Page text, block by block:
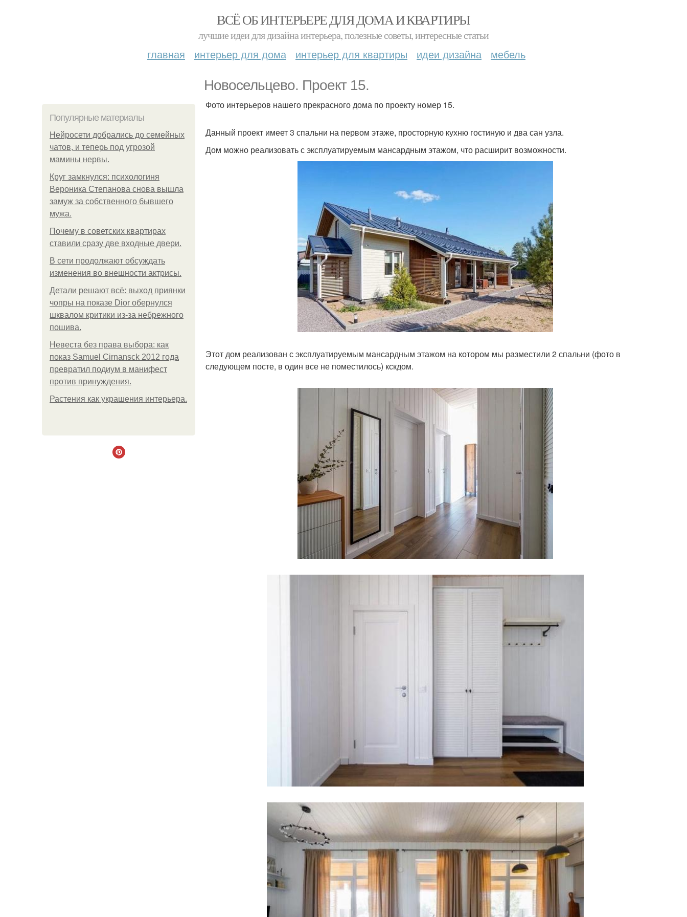
ВСЁ ОБ ИНТЕРЬЕРЕ ДЛЯ ДОМА И КВАРТИРЫ
лучшие идеи для дизайна интерьера, полезные советы, интересные статьи
главная интерьер для дома интерьер для квартиры идеи дизайна мебель
Новосельцево. Проект 15.
Популярные материалы
Нейросети добрались до семейных
чатов, и теперь под угрозой
мамины нервы.
Круг замкнулся: психологиня
Вероника Степанова снова вышла
замуж за собственного бывшего
мужа.
Почему в советских квартирах
ставили сразу две входные двери.
В сети продолжают обсуждать
изменения во внешности актрисы.
Детали решают всё: выход приянки
чопры на показе Dior обернулся
шквалом критики из-за небрежного
пошива.
Невеста без права выбора: как
показ Samuel Cirnansck 2012 года
превратил подиум в манифест
против принуждения.
Растения как украшения интерьера.
Фото интерьеров нашего прекрасного дома по проекту номер 15.
Данный проект имеет 3 спальни на первом этаже, просторную кухню гостиную и два сан узла.
Дом можно реализовать с эксплуатируемым мансардным этажом, что расширит возможности.
Этот дом реализован с эксплуатируемым мансардным этажом на котором мы разместили 2 спальни (фото в
следующем посте, в один все не поместилось) кскдом.